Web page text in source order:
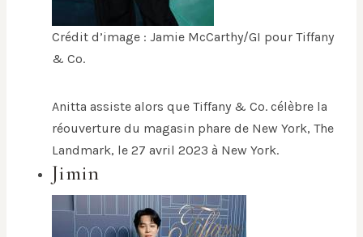
Crédit d’image : Jamie McCarthy/GI pour Tiffany
& Co.
Anitta assiste alors que Tiffany & Co. célèbre la
réouverture du magasin phare de New York, The
Landmark, le 27 avril 2023 à New York.
Jimin